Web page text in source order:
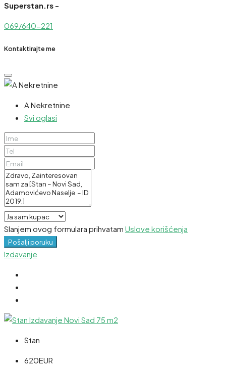
Superstan.rs -
069/640-221
Kontaktirajte me
A Nekretnine
Svi oglasi
Slanjem ovog formulara prihvatam Uslove korišćenja
Pošalji poruku
Izdavanje
Stan
620EUR